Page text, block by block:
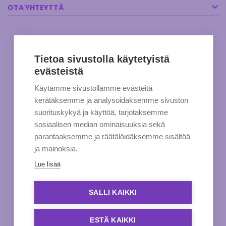
OTA YHTEYTTÄ
Tietoa sivustolla käytetyistä
evästeistä
Käytämme sivustollamme evästeitä
kerätäksemme ja analysoidaksemme sivuston
suorituskykyä ja käyttöä, tarjotaksemme
sosiaalisen median ominaisuuksia sekä
parantaaksemme ja räätälöidäksemme sisältöä
ja mainoksia.
Lue lisää
SALLI KAIKKI
ESTÄ KAIKKI